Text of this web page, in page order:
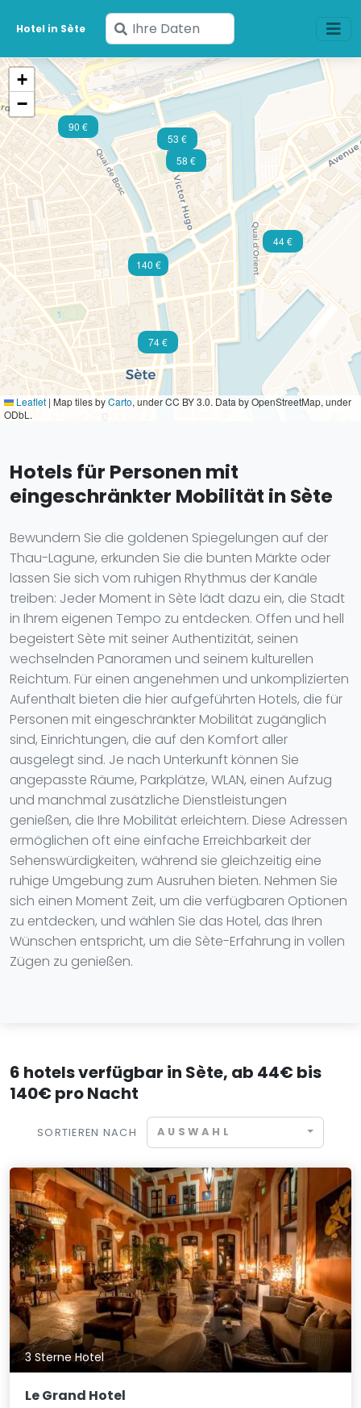
Hotel in Sète
Geben
Sie
Ihre
Daten
ein
140 €
58 €
74 €
90 €
44 €
53 €
+
−
Leaflet | Map tiles byCarto, under CC BY 3.0. Data by OpenStreetMap, under
ODbL.
Hotels für Personen mit
eingeschränkter Mobilität in Sète
Bewundern Sie die goldenen Spiegelungen auf der
Thau-Lagune, erkunden Sie die bunten Märkte oder
lassen Sie sich vom ruhigen Rhythmus der Kanäle
treiben: Jeder Moment in Sète lädt dazu ein, die Stadt
in Ihrem eigenen Tempo zu entdecken. Offen und hell
begeistert Sète mit seiner Authentizität, seinen
wechselnden Panoramen und seinem kulturellen
Reichtum. Für einen angenehmen und unkomplizierten
Aufenthalt bieten die hier aufgeführten Hotels, die für
Personen mit eingeschränkter Mobilität zugänglich
sind, Einrichtungen, die auf den Komfort aller
ausgelegt sind. Je nach Unterkunft können Sie
angepasste Räume, Parkplätze, WLAN, einen Aufzug
und manchmal zusätzliche Dienstleistungen
genießen, die Ihre Mobilität erleichtern. Diese Adressen
ermöglichen oft eine einfache Erreichbarkeit der
Sehenswürdigkeiten, während sie gleichzeitig eine
ruhige Umgebung zum Ausruhen bieten. Nehmen Sie
sich einen Moment Zeit, um die verfügbaren Optionen
zu entdecken, und wählen Sie das Hotel, das Ihren
Wünschen entspricht, um die Sète-Erfahrung in vollen
Zügen zu genießen.
6 hotels verfügbar in Sète, ab 44€ bis
140€ pro Nacht
SORTIEREN NACH AUSWAHL
3 Sterne Hotel
Le Grand Hotel